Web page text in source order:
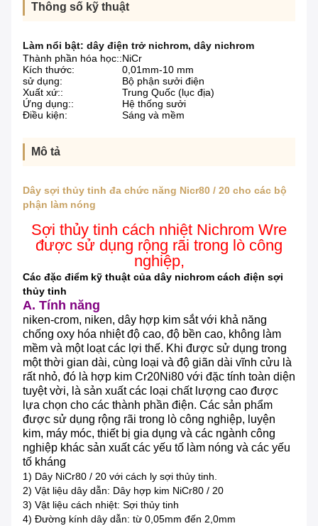
Thông số kỹ thuật
Làm nổi bật: dây điện trở nichrom, dây nichrom
Thành phần hóa học::NiCr
Kích thước:
0,01mm-10 mm
sử dụng:
Bộ phận sưởi điện
Xuất xứ::
Trung Quốc (lục địa)
Ứng dụng::
Hệ thống sưởi
Điều kiện:
Sáng và mềm
Mô tả
Dây sợi thủy tinh đa chức năng Nicr80 / 20 cho các bộ
phận làm nóng
Sợi thủy tinh cách nhiệt Nichrom Wre
được sử dụng rộng rãi trong lò công
nghiệp,
Các đặc điểm kỹ thuật của dây nichrom cách điện sợi
thủy tinh
A. Tính năng
niken-crom, niken, dây hợp kim sắt với khả năng
chống oxy hóa nhiệt độ cao, độ bền cao, không làm
mềm và một loạt các lợi thế. Khi được sử dụng trong
một thời gian dài, cùng loại và độ giãn dài vĩnh cửu là
rất nhỏ, đó là hợp kim Cr20Ni80 với đặc tính toàn diện
tuyệt vời, là sản xuất các loại chất lượng cao được
lựa chọn cho các thành phần điện. Các sản phẩm
được sử dụng rộng rãi trong lò công nghiệp, luyện
kim, máy móc, thiết bị gia dụng và các ngành công
nghiệp khác sản xuất các yếu tố làm nóng và các yếu
tố kháng
1) Dây NiCr80 / 20 với cách ly sợi thủy tinh.
2) Vật liệu dây dẫn: Dây hợp kim NiCr80 / 20
3) Vật liệu cách nhiệt: Sợi thủy tinh
4) Đường kính dây dẫn: từ 0,05mm đến 2,0mm